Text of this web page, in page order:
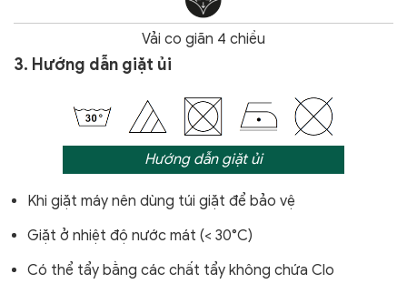
Vải co giãn 4 chiều
3. Hướng dẫn giặt ủi
Hướng dẫn giặt ủi
Khi giặt máy nên dùng túi giặt để bảo vệ
Giặt ở nhiệt độ nước mát (< 30°C)
Có thể tẩy bằng các chất tẩy không chứa Clo